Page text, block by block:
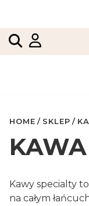
HOME SKLEP
Kawy specialty
na całym